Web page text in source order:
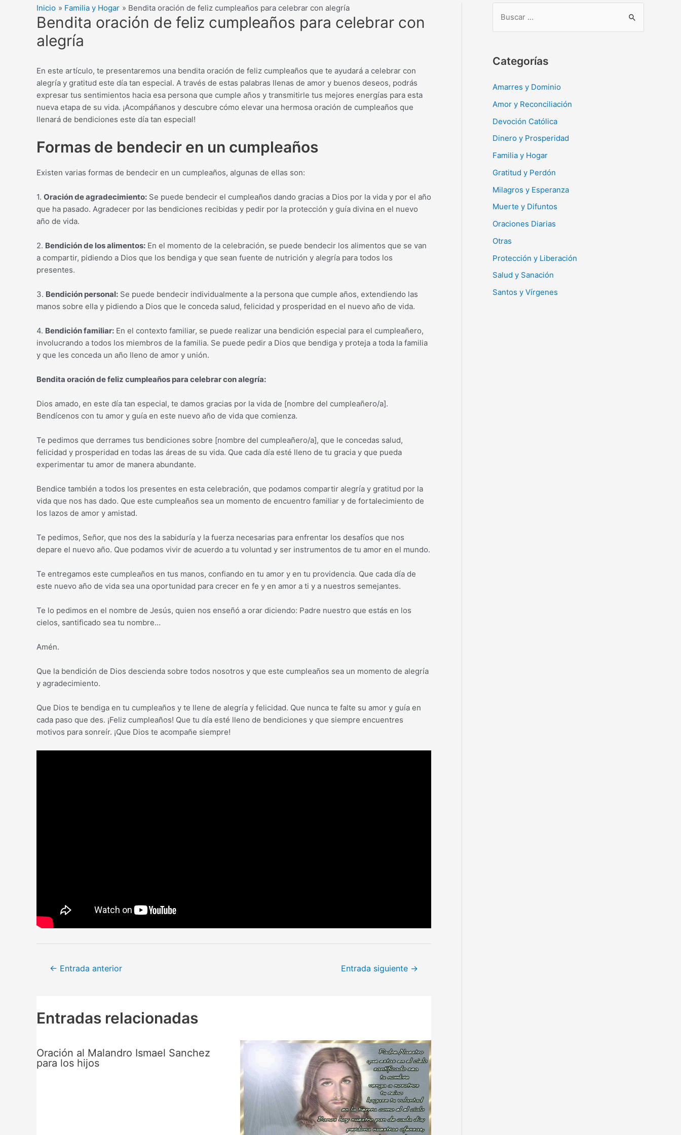
Inicio Familia y Hogar Bendita oración de feliz cumpleaños para celebrar con alegría
Bendita oración de feliz cumpleaños para celebrar con
alegría
En este artículo, te presentaremos una bendita oración de feliz cumpleaños que te ayudará a celebrar con
alegría y gratitud este día tan especial. A través de estas palabras llenas de amor y buenos deseos, podrás
expresar tus sentimientos hacia esa persona que cumple años y transmitirle tus mejores energías para esta
nueva etapa de su vida. ¡Acompáñanos y descubre cómo elevar una hermosa oración de cumpleaños que
llenará de bendiciones este día tan especial!
Formas de bendecir en un cumpleaños
Existen varias formas de bendecir en un cumpleaños, algunas de ellas son:
1. Oración de agradecimiento: Se puede bendecir el cumpleaños dando gracias a Dios por la vida y por el año
que ha pasado. Agradecer por las bendiciones recibidas y pedir por la protección y guía divina en el nuevo
año de vida.
2. Bendición de los alimentos: En el momento de la celebración, se puede bendecir los alimentos que se van
a compartir, pidiendo a Dios que los bendiga y que sean fuente de nutrición y alegría para todos los
presentes.
3. Bendición personal: Se puede bendecir individualmente a la persona que cumple años, extendiendo las
manos sobre ella y pidiendo a Dios que le conceda salud, felicidad y prosperidad en el nuevo año de vida.
4. Bendición familiar: En el contexto familiar, se puede realizar una bendición especial para el cumpleañero,
involucrando a todos los miembros de la familia. Se puede pedir a Dios que bendiga y proteja a toda la familia
y que les conceda un año lleno de amor y unión.
Bendita oración de feliz cumpleaños para celebrar con alegría:
Dios amado, en este día tan especial, te damos gracias por la vida de [nombre del cumpleañero/a].
Bendícenos con tu amor y guía en este nuevo año de vida que comienza.
Te pedimos que derrames tus bendiciones sobre [nombre del cumpleañero/a], que le concedas salud,
felicidad y prosperidad en todas las áreas de su vida. Que cada día esté lleno de tu gracia y que pueda
experimentar tu amor de manera abundante.
Bendice también a todos los presentes en esta celebración, que podamos compartir alegría y gratitud por la
vida que nos has dado. Que este cumpleaños sea un momento de encuentro familiar y de fortalecimiento de
los lazos de amor y amistad.
Te pedimos, Señor, que nos des la sabiduría y la fuerza necesarias para enfrentar los desafíos que nos
depare el nuevo año. Que podamos vivir de acuerdo a tu voluntad y ser instrumentos de tu amor en el mundo.
Te entregamos este cumpleaños en tus manos, confiando en tu amor y en tu providencia. Que cada día de
este nuevo año de vida sea una oportunidad para crecer en fe y en amor a ti y a nuestros semejantes.
Te lo pedimos en el nombre de Jesús, quien nos enseñó a orar diciendo: Padre nuestro que estás en los
cielos, santificado sea tu nombre…
Amén.
Que la bendición de Dios descienda sobre todos nosotros y que este cumpleaños sea un momento de alegría
y agradecimiento.
Que Dios te bendiga en tu cumpleaños y te llene de alegría y felicidad. Que nunca te falte su amor y guía en
cada paso que des. ¡Feliz cumpleaños! Que tu día esté lleno de bendiciones y que siempre encuentres
motivos para sonreír. ¡Que Dios te acompañe siempre!
Navegación
← Entrada anterior Entrada siguiente →
Entradas relacionadas
Oración al Malandro Ismael Sanchez
para los hijos
c
r
Categorías
Amarres y Dominio
Amor y Reconciliación
Devoción Católica
Dinero y Prosperidad
Familia y Hogar
Gratitud y Perdón
Milagros y Esperanza
Muerte y Difuntos
Oraciones Diarias
Otras
Protección y Liberación
Salud y Sanación
Santos y Vírgenes